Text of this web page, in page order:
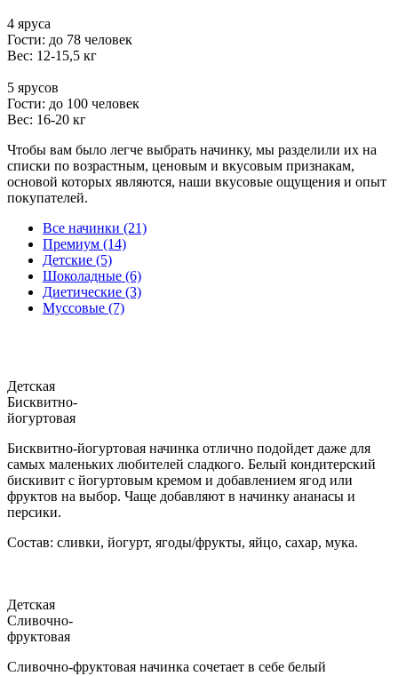
4 яруса
Гости: до 78 человек
Вес: 12-15,5 кг
5 ярусов
Гости: до 100 человек
Вес: 16-20 кг
Чтобы вам было легче выбрать начинку, мы разделили их на
списки по возрастным, ценовым и вкусовым признакам,
основой которых являются, наши вкусовые ощущения и опыт
покупателей.
Все начинки (21)
Премиум (14)
Детские (5)
Шоколадные (6)
Диетические (3)
Муссовые (7)
Детская
Бисквитно-
йогуртовая
Бисквитно-йогуртовая начинка отлично подойдет даже для
самых маленьких любителей сладкого. Белый кондитерский
бискивит с йогуртовым кремом и добавлением ягод или
фруктов на выбор. Чаще добавляют в начинку ананасы и
персики.
Состав: сливки, йогурт, ягоды/фрукты, яйцо, сахар, мука.
Детская
Сливочно-
фруктовая
Сливочно-фруктовая начинка сочетает в себе белый